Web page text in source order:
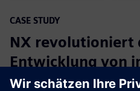
CASE STUDY
NX revolutioniert
Entwicklung von
Armprothesen für